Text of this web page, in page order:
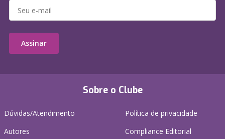
Sobre o Clube
Dúvidas/Atendimento
Autores
Política de privacidade
Compliance Editorial
Assinar